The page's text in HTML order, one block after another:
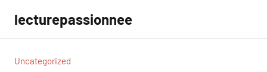
contenu
lecturepassionnee
Uncategorized